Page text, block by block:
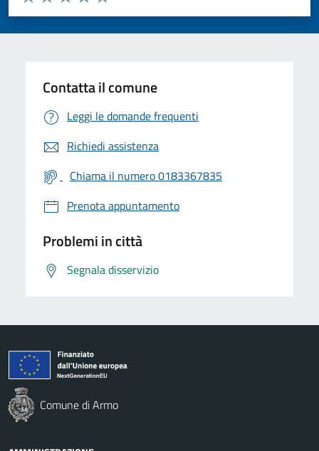
Valuta 5 stelle su 5
Valuta 4 stelle su 5
Valuta 3 stelle su 5
Valuta 2 stelle su 5
Valuta 1 stelle su 5
Contatta il comune
Leggi le domande frequenti
Richiedi assistenza
Chiama il numero 0183367835
Prenota appuntamento
Problemi in città
Segnala disservizio
Comune di Armo